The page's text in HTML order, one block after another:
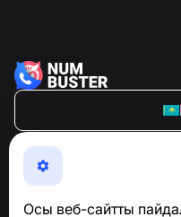
Осы веб-сайтты
NumBuster ©
Телефон
хабарламалардан
үшін: